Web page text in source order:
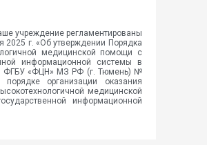
учреждение регламентированы
г. «Об утверждении Порядка
медицинской помощи с
информационной системы в
ФГБУ «ФЦН» МЗ РФ (г. Тюмень) №
организации оказания
медицинской
информационной